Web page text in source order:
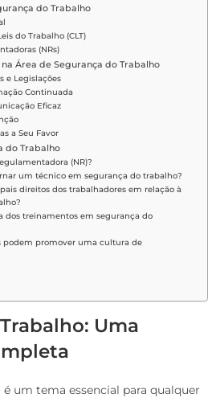
do Trabalho
do Trabalho (CLT)
(NRs)
Área de Segurança do Trabalho
e Legislações
Continuada
Eficaz
a Seu Favor
do Trabalho
(NR)?
um técnico em segurança do trabalho?
direitos dos trabalhadores em relação à
dos treinamentos em segurança do
podem promover uma cultura de
Uma
é um tema essencial para qualquer